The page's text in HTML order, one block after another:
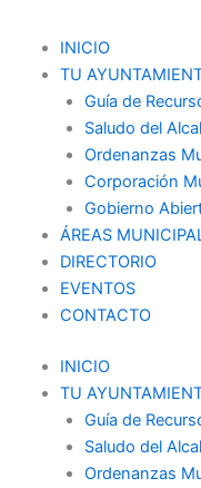
contenido
INICIO
TU
Guía de
Saludo del
Ordenanzas
Corporación
Gobierno
ÁREAS
DIRECTORIO
EVENTOS
CONTACTO
Menu
INICIO
TU
Guía de
Saludo del
Ordenanzas